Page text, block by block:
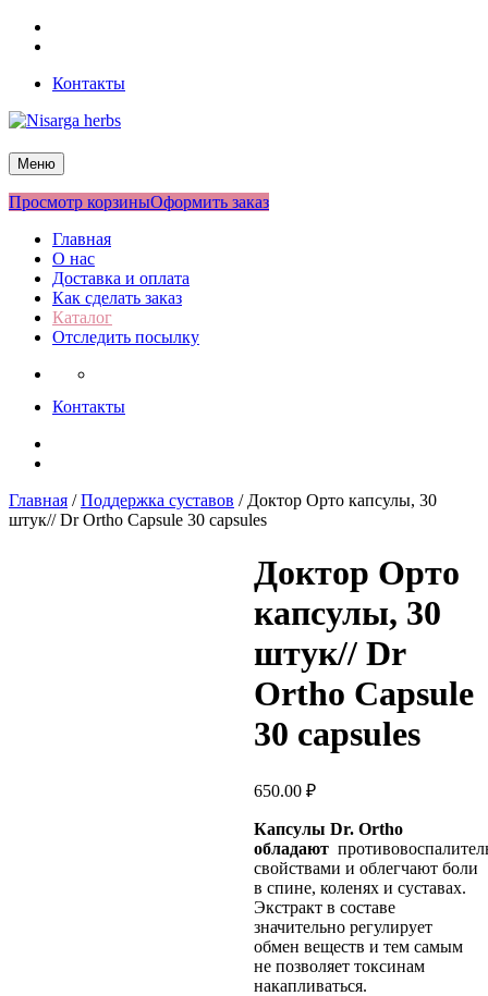
Перейти
Контакты
Nisarga herbs
Меню
Просмотр корзиныОформить заказ
Главная
О нас
Доставка и оплата
Как сделать заказ
Каталог
Отследить посылку
Контакты
Главная /Поддержка суставов / Доктор Орто капсулы, 30
штук// Dr Ortho Capsule 30 capsules
Доктор Орто
капсулы, 30
штук// Dr
Ortho Capsule
30 capsules
650.00 ₽
Капсулы Dr. Ortho
обладают
свойствами и облегчают боли
в спине, коленях и суставах.
Экстракт в составе
значительно регулирует
обмен веществ и тем самым
не позволяет токсинам
накапливаться.